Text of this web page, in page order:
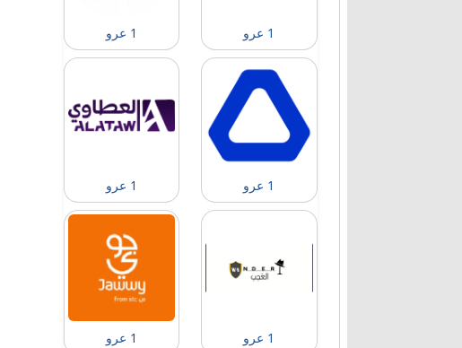
1 عرو 1 عرو
1 عرو 1 عرو
1 عرو 1 عرو